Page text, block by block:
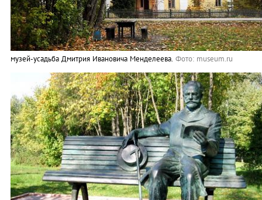
музей-усадьба Дмитрия Ивановича Менделеева. Фото: museum.ru